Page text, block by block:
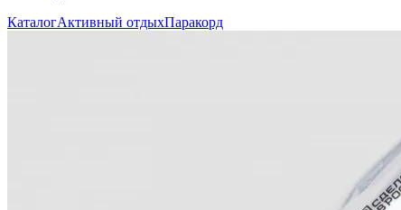
КаталогАктивный отдыхПаракорд